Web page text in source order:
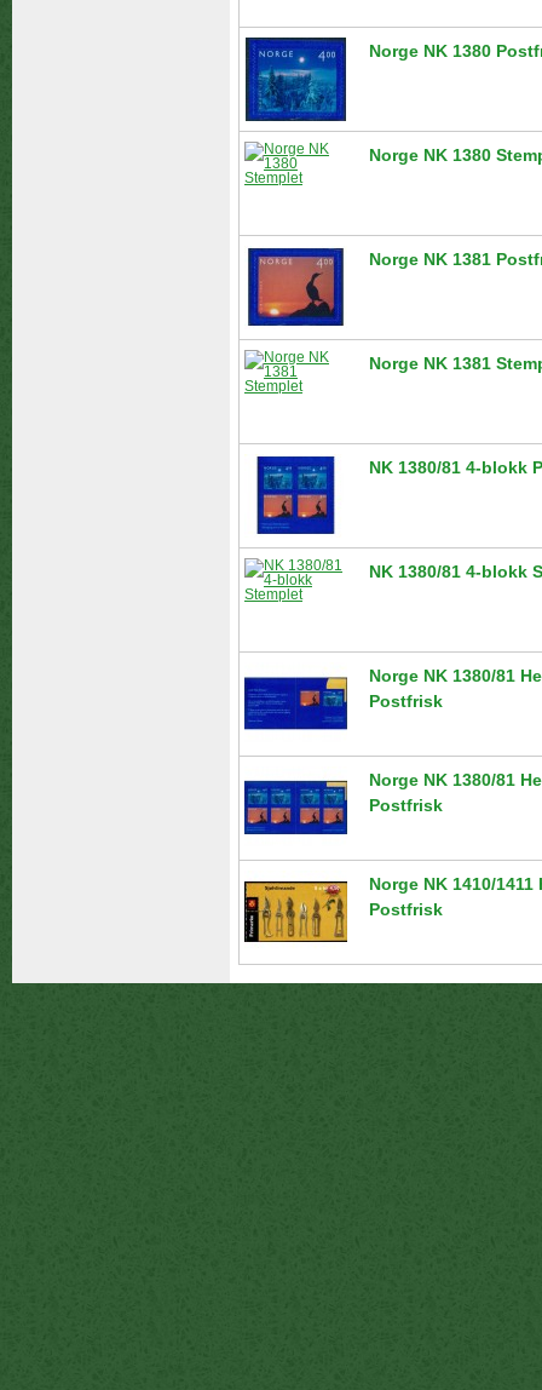
Norge NK 1380
Norge NK 1380
Norge NK 1381
Norge NK 1381
NK 1380/81 4-blokk
NK 1380/81 4-blokk
Norge NK 1380/81
Postfrisk
Norge NK 1380/81
Postfrisk
Norge NK 1410/1411
Postfrisk